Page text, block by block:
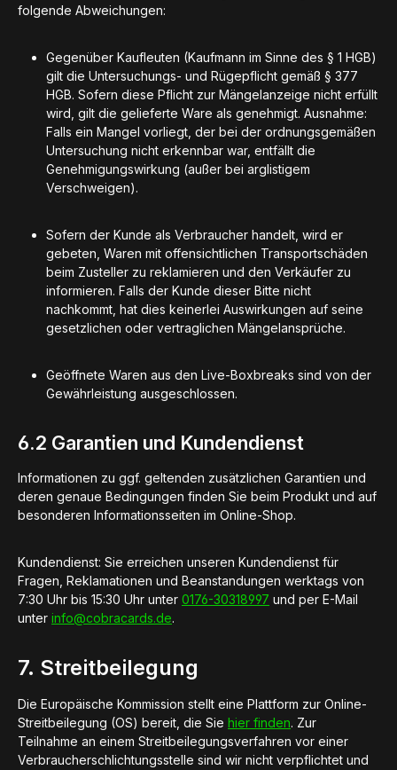
folgende Abweichungen:
Gegenüber Kaufleuten (Kaufmann im Sinne des § 1 HGB)
gilt die Untersuchungs- und Rügepflicht gemäß § 377
HGB. Sofern diese Pflicht zur Mängelanzeige nicht erfüllt
wird, gilt die gelieferte Ware als genehmigt. Ausnahme:
Falls ein Mangel vorliegt, der bei der ordnungsgemäßen
Untersuchung nicht erkennbar war, entfällt die
Genehmigungswirkung (außer bei arglistigem
Verschweigen).
Sofern der Kunde als Verbraucher handelt, wird er
gebeten, Waren mit offensichtlichen Transportschäden
beim Zusteller zu reklamieren und den Verkäufer zu
informieren. Falls der Kunde dieser Bitte nicht
nachkommt, hat dies keinerlei Auswirkungen auf seine
gesetzlichen oder vertraglichen Mängelansprüche.
Geöffnete Waren aus den Live-Boxbreaks sind von der
Gewährleistung ausgeschlossen.
6.2 Garantien und Kundendienst
Informationen zu ggf. geltenden zusätzlichen Garantien und
deren genaue Bedingungen finden Sie beim Produkt und auf
besonderen Informationsseiten im Online-Shop.
Kundendienst: Sie erreichen unseren Kundendienst für
Fragen, Reklamationen und Beanstandungen werktags von
7:30 Uhr bis 15:30 Uhr unter 0176-30318997 und per E-Mail
unter info@cobracards.de.
7. Streitbeilegung
Die Europäische Kommission stellt eine Plattform zur Online-
Streitbeilegung (OS) bereit, die Sie hier finden. Zur
Teilnahme an einem Streitbeilegungsverfahren vor einer
Verbraucherschlichtungsstelle sind wir nicht verpflichtet und